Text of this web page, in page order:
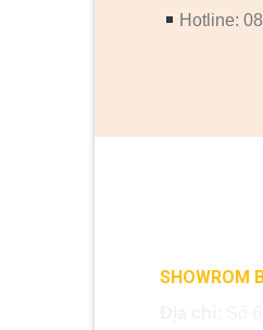
Hotline:
SHOWROM